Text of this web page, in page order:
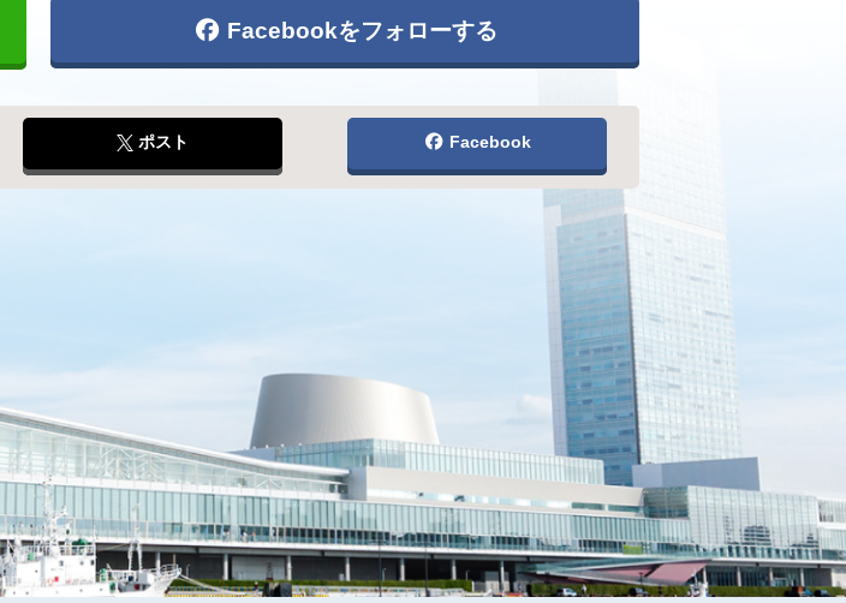
Facebookをフォローする
ポスト Facebook